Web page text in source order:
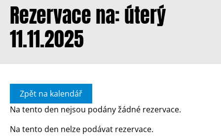
Rezervace na: úterý
11.11.2025
Zpět na kalendář
Na tento den nejsou podány žádné rezervace.
Na tento den nelze podávat rezervace.